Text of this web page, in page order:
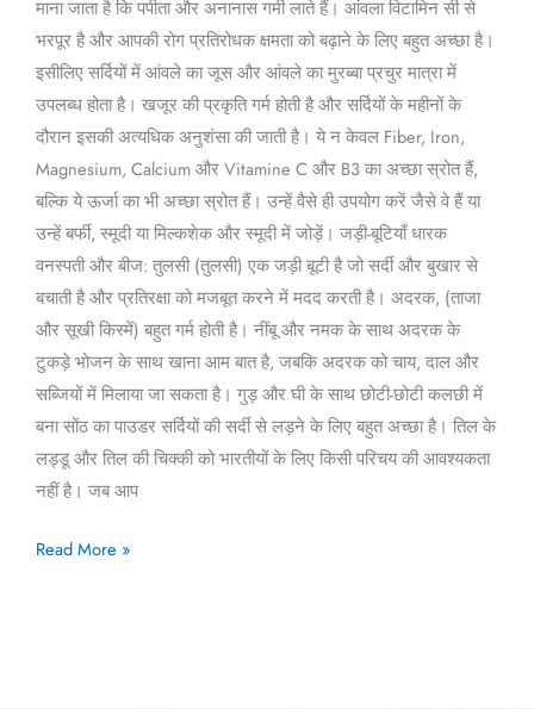
माना जाता है कि पपीता और अनानास गर्मी लाते हैं। आंवला विटामिन सी से
भरपूर है और आपकी रोग प्रतिरोधक क्षमता को बढ़ाने के लिए बहुत अच्छा है।
इसीलिए सर्दियों में आंवले का जूस और आंवले का मुरब्बा प्रचुर मात्रा में
उपलब्ध होता है। खजूर की प्रकृति गर्म होती है और सर्दियों के महीनों के
दौरान इसकी अत्यधिक अनुशंसा की जाती है। ये न केवल Fiber, Iron,
Magnesium, Calcium और Vitamine C और B3 का अच्छा स्रोत हैं,
बल्कि ये ऊर्जा का भी अच्छा स्रोत हैं। उन्हें वैसे ही उपयोग करें जैसे वे हैं या
उन्हें बर्फी, स्मूदी या मिल्कशेक और स्मूदी में जोड़ें। जड़ी-बूटियाँ धारक
वनस्पती और बीज: तुलसी (तुलसी) एक जड़ी बूटी है जो सर्दी और बुखार से
बचाती है और प्रतिरक्षा को मजबूत करने में मदद करती है। अदरक, (ताजा
और सूखी किस्में) बहुत गर्म होती है। नींबू और नमक के साथ अदरक के
टुकड़े भोजन के साथ खाना आम बात है, जबकि अदरक को चाय, दाल और
सब्जियों में मिलाया जा सकता है। गुड़ और घी के साथ छोटी-छोटी कलछी में
बना सोंठ का पाउडर सर्दियों की सर्दी से लड़ने के लिए बहुत अच्छा है। तिल के
लड्डू और तिल की चिक्की को भारतीयों के लिए किसी परिचय की आवश्यकता
नहीं है। जब आप
Read More »